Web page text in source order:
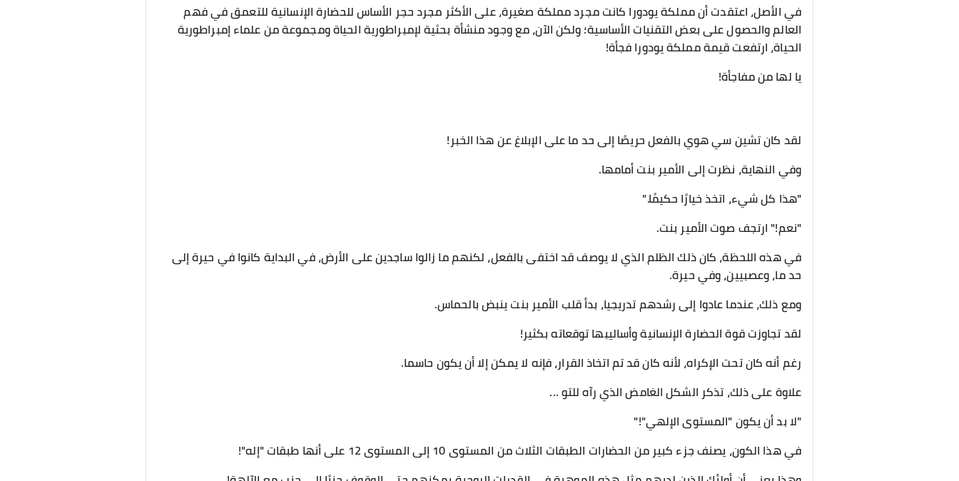
في الأصل، اعتقدت أن مملكة يودورا كانت مجرد مملكة صغيرة، على الأكثر مجرد حجر الأساس للحضارة الإنسانية للتعمق في فهم
العالم والحصول على بعض التقنيات الأساسية؛ ولكن الآن، مع وجود منشأة بحثية لإمبراطورية الحياة ومجموعة من علماء إمبراطورية
الحياة، ارتفعت قيمة مملكة يودورا فجأة!
يا لها من مفاجأة!
لقد كان تشين سي هوي بالفعل حريصًا إلى حد ما على الإبلاغ عن هذا الخبر!
وفي النهاية، نظرت إلى الأمير بنت أمامها.
"هذا كل شيء، اتخذ خيارًا حكيمًا."
"نعم!" ارتجف صوت الأمير بنت.
في هذه اللحظة، كان ذلك الظلم الذي لا يوصف قد اختفى بالفعل، لكنهم ما زالوا ساجدين على الأرض، في البداية كانوا في حيرة إلى
حد ما، وعصبيين، وفي حيرة.
ومع ذلك، عندما عادوا إلى رشدهم تدريجيا، بدأ قلب الأمير بنت ينبض بالحماس.
لقد تجاوزت قوة الحضارة الإنسانية وأساليبها توقعاته بكثير!
رغم أنه كان تحت الإكراه، لأنه كان قد تم اتخاذ القرار، فإنه لا يمكن إلا أن يكون حاسما.
علاوة على ذلك، تذكر الشكل الغامض الذي رآه للتو ...
"لا بد أن يكون "المستوى الإلهي"!"
في هذا الكون، يصنف جزء كبير من الحضارات الطبقات الثلاث من المستوى 10 إلى المستوى 12 على أنها طبقات "إله"!